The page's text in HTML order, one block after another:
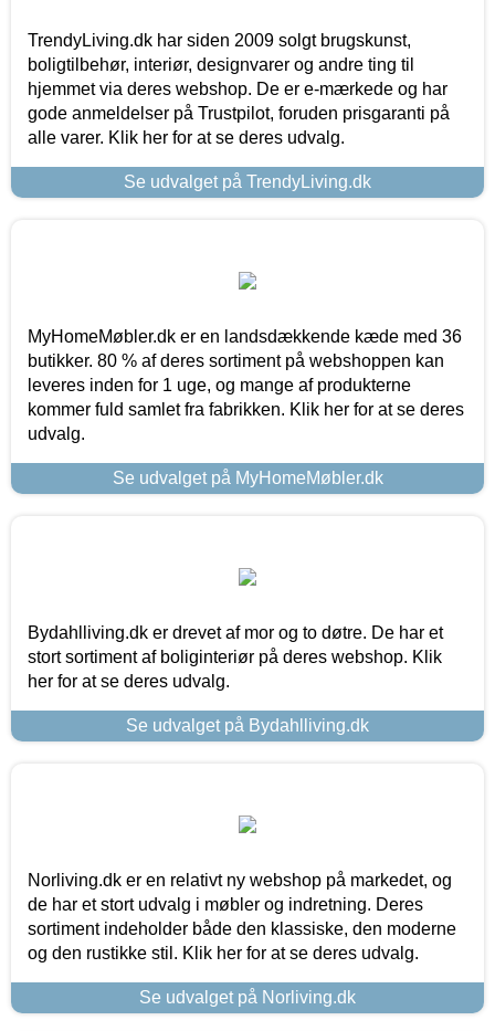
TrendyLiving.dk har siden 2009 solgt brugskunst,
boligtilbehør, interiør, designvarer og andre ting til
hjemmet via deres webshop. De er e-mærkede og har
gode anmeldelser på Trustpilot, foruden prisgaranti på
alle varer. Klik her for at se deres udvalg.
Se udvalget på TrendyLiving.dk
MyHomeMøbler.dk er en landsdækkende kæde med 36
butikker. 80 % af deres sortiment på webshoppen kan
leveres inden for 1 uge, og mange af produkterne
kommer fuld samlet fra fabrikken. Klik her for at se deres
udvalg.
Se udvalget på MyHomeMøbler.dk
Bydahlliving.dk er drevet af mor og to døtre. De har et
stort sortiment af boliginteriør på deres webshop. Klik
her for at se deres udvalg.
Se udvalget på Bydahlliving.dk
Norliving.dk er en relativt ny webshop på markedet, og
de har et stort udvalg i møbler og indretning. Deres
sortiment indeholder både den klassiske, den moderne
og den rustikke stil. Klik her for at se deres udvalg.
Se udvalget på Norliving.dk